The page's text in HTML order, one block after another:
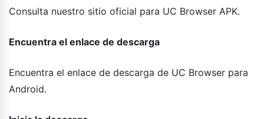
Consulta nuestro sitio oficial para UC Browser APK.
Encuentra el enlace de descarga
Encuentra el enlace de descarga de UC Browser para
Android.